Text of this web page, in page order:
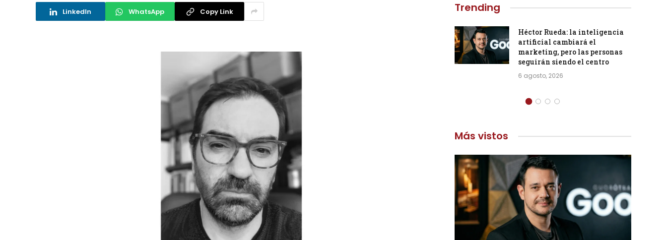
LinkedIn WhatsApp Copy Link Trending
Héctor Rueda: la inteligencia
artificial cambiará el
marketing, pero las personas
seguirán siendo el centro
6 agosto, 2026
Más vistos